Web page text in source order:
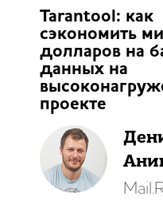
Tarantool: как
сэкономить
долларов на
данных на
проекте